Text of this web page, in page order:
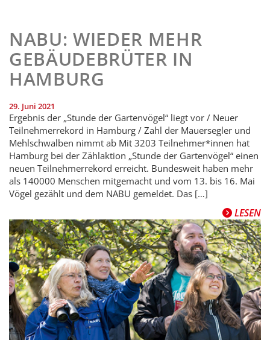
NABU: WIEDER MEHR
GEBÄUDEBRÜTER IN
HAMBURG
29. Juni 2021
Ergebnis der „Stunde der Gartenvögel“ liegt vor / Neuer
Teilnehmerrekord in Hamburg / Zahl der Mauersegler und
Mehlschwalben nimmt ab Mit 3203 Teilnehmer*innen hat
Hamburg bei der Zählaktion „Stunde der Gartenvögel“ einen
neuen Teilnehmerrekord erreicht. Bundesweit haben mehr
als 140000 Menschen mitgemacht und vom 13. bis 16. Mai
Vögel gezählt und dem NABU gemeldet. Das […]
LESEN